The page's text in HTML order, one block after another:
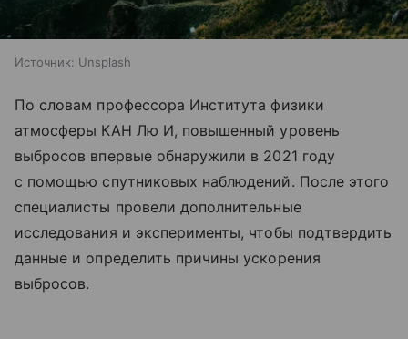
Источник: Unsplash
По словам профессора Института физики
атмосферы КАН Лю И, повышенный уровень
выбросов впервые обнаружили в 2021 году
с помощью спутниковых наблюдений. После этого
специалисты провели дополнительные
исследования и эксперименты, чтобы подтвердить
данные и определить причины ускорения
выбросов.